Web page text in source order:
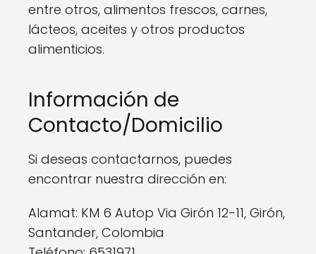
entre otros, alimentos frescos, carnes,
lácteos, aceites y otros productos
alimenticios.
Información de
Contacto/Domicilio
Si deseas contactarnos, puedes
encontrar nuestra dirección en:
Alamat: KM 6 Autop Via Girón 12-11, Girón,
Santander, Colombia